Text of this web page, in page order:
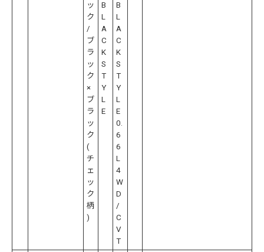
ッ
ク
/
ブ
ラ
ッ
ク
×
ブ
ラ
ッ
ク
(
チ
ェ
ッ
ク
柄
)
B
L
A
C
K
S
T
Y
L
E
B
L
A
C
K
S
T
Y
L
E
0.
6
6
L
4
W
D
/
C
V
T